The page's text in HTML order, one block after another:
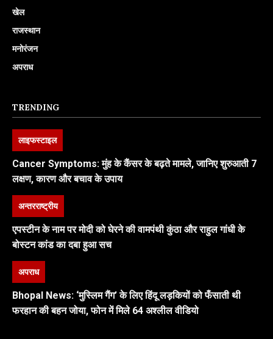
खेल
राजस्थान
मनोरंजन
अपराध
TRENDING
लाइफस्टाइल
Cancer Symptoms: मुंह के कैंसर के बढ़ते मामले, जानिए शुरुआती 7
लक्षण, कारण और बचाव के उपाय
अन्तरराष्ट्रीय
एपस्टीन के नाम पर मोदी को घेरने की वामपंथी कुंठा और राहुल गांधी के
बोस्टन कांड का दबा हुआ सच
अपराध
Bhopal News: ‘मुस्लिम गैंग’ के लिए हिंदू लड़कियों को फँसाती थी
फरहान की बहन जोया, फोन में मिले 64 अश्लील वीडियो